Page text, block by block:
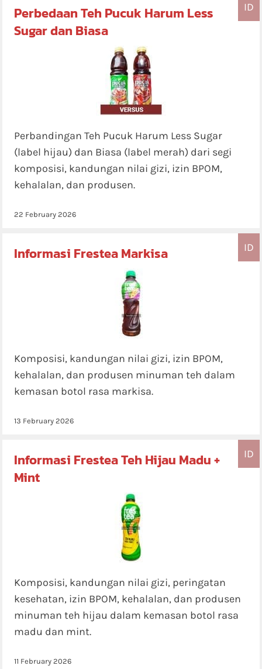
ID
Perbedaan Teh Pucuk Harum Less
Sugar dan Biasa
Perbandingan Teh Pucuk Harum Less Sugar
(label hijau) dan Biasa (label merah) dari segi
komposisi, kandungan nilai gizi, izin BPOM,
kehalalan, dan produsen.
22 February 2026
ID
Informasi Frestea Markisa
Komposisi, kandungan nilai gizi, izin BPOM,
kehalalan, dan produsen minuman teh dalam
kemasan botol rasa markisa.
13 February 2026
ID
Informasi Frestea Teh Hijau Madu +
Mint
Komposisi, kandungan nilai gizi, peringatan
kesehatan, izin BPOM, kehalalan, dan produsen
minuman teh hijau dalam kemasan botol rasa
madu dan mint.
11 February 2026